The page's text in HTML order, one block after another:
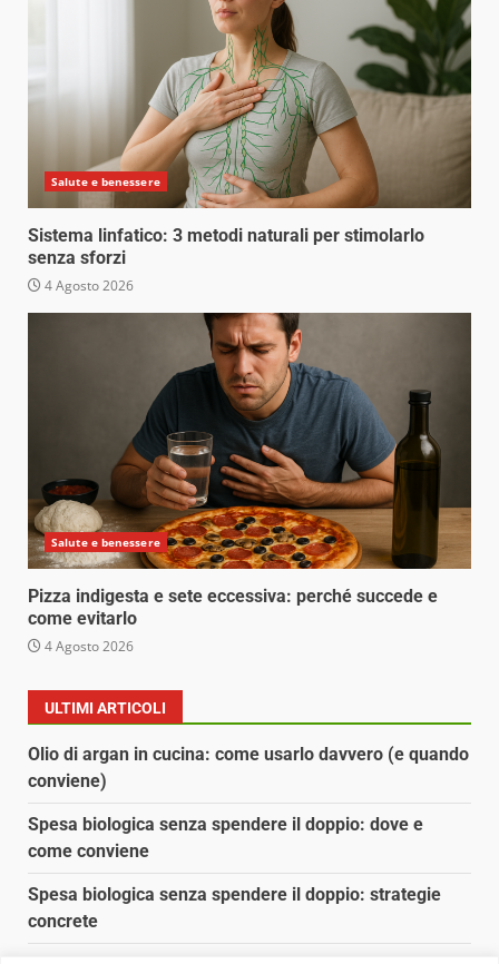
Salute e benessere
Sistema linfatico: 3 metodi naturali per stimolarlo
senza sforzi
4 Agosto 2026
Salute e benessere
Pizza indigesta e sete eccessiva: perché succede e
come evitarlo
4 Agosto 2026
ULTIMI ARTICOLI
Olio di argan in cucina: come usarlo davvero (e quando
conviene)
Spesa biologica senza spendere il doppio: dove e
come conviene
Spesa biologica senza spendere il doppio: strategie
concrete